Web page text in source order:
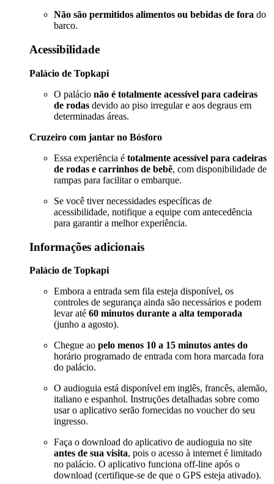
Não são permitidos alimentos ou bebidas de fora do
barco.
Acessibilidade
Palácio de Topkapi
O palácio não é totalmente acessível para cadeiras
de rodas devido ao piso irregular e aos degraus em
determinadas áreas.
Cruzeiro com jantar no Bósforo
Essa experiência é totalmente acessível para cadeiras
de rodas e carrinhos de bebê, com disponibilidade de
rampas para facilitar o embarque.
Se você tiver necessidades específicas de
acessibilidade, notifique a equipe com antecedência
para garantir a melhor experiência.
Informações adicionais
Palácio de Topkapi
Embora a entrada sem fila esteja disponível, os
controles de segurança ainda são necessários e podem
levar até 60 minutos durante a alta temporada
(junho a agosto).
Chegue ao pelo menos 10 a 15 minutos antes do
horário programado de entrada com hora marcada fora
do palácio.
O audioguia está disponível em inglês, francês, alemão,
italiano e espanhol. Instruções detalhadas sobre como
usar o aplicativo serão fornecidas no voucher do seu
ingresso.
Faça o download do aplicativo de audioguia no site
antes de sua visita, pois o acesso à internet é limitado
no palácio. O aplicativo funciona off-line após o
download (certifique-se de que o GPS esteja ativado).